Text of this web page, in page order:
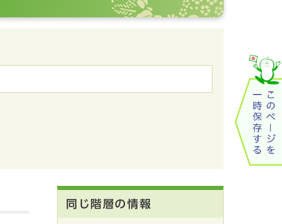
同じ階層の情報